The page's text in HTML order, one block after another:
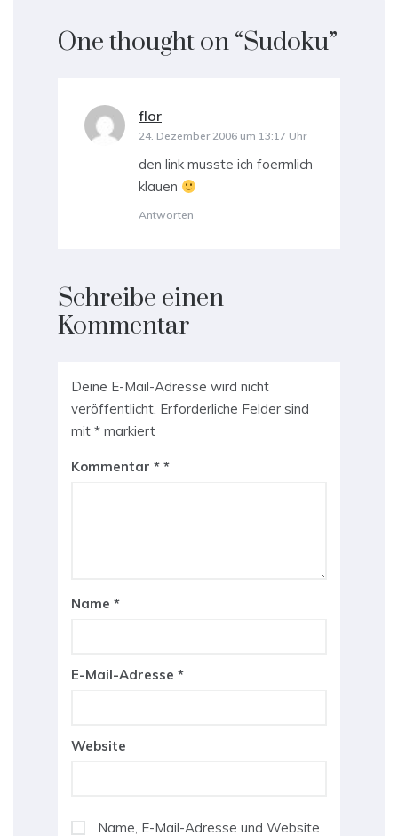
One thought on “Sudoku”
flor
24. Dezember 2006 um 13:17 Uhr
den link musste ich foermlich
klauen
Antworten
Schreibe einen
Kommentar
Deine E-Mail-Adresse wird nicht
veröffentlicht. Erforderliche Felder sind
mit * markiert
Kommentar *
Name *
E-Mail-Adresse *
Website
Name, E-Mail-Adresse und Website